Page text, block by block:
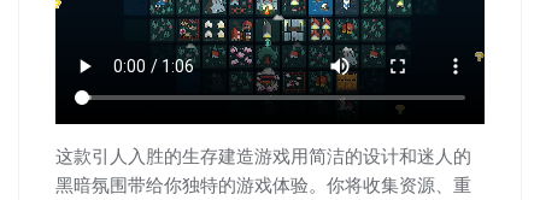
这款引人入胜的生存建造游戏用简洁的设计和迷人的
黑暗氛围带给你独特的游戏体验。你将收集资源、重